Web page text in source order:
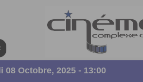
08 Octobre, 2025 - 13:00